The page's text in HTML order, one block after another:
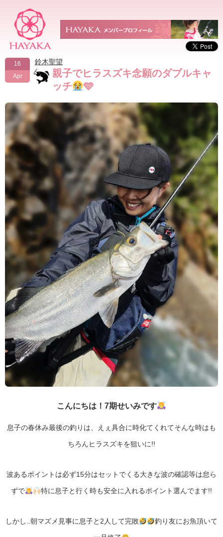
16
Apr
鈴木聖望
親子でヒラスズキ念願のダブルキャ
ッチ
🩵
こんにちは！7期せいみです
息子の春休み最後の釣りは、えぇ具合に時化てくれてそんな時はも
ちろんヒラスズキを狙いに!!
波あるポイントは必ず15分はセットでくる大きな波の確認等は怠ら
ずで 特に息子と行く時も安全に入れるポイント選んでます!!
しかし..朝マズメ見事に息子と2人して完敗 釣り友にお魚頂いて